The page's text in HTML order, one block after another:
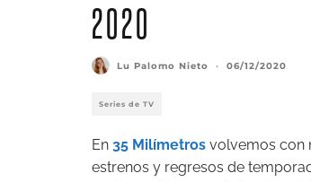
2020
Lu Palomo Nieto · 06/12/2020
Series de TV
En 35 Milímetros volvemos con
estrenos y regresos de